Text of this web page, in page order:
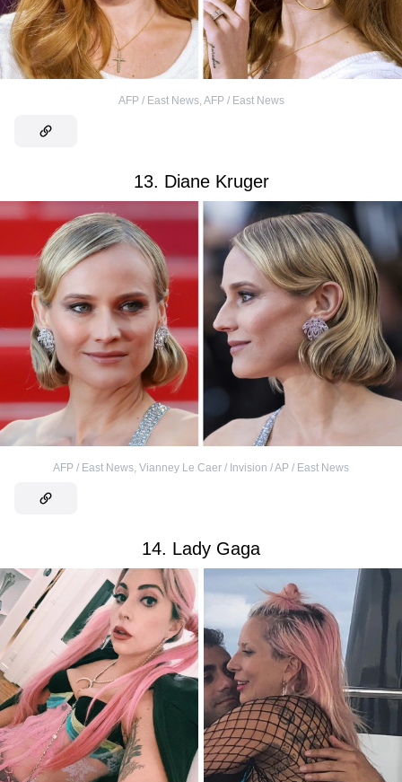
AFP / East News, AFP / East News
13. Diane Kruger
AFP / East News, Vianney Le Caer / Invision / AP / East News
14. Lady Gaga